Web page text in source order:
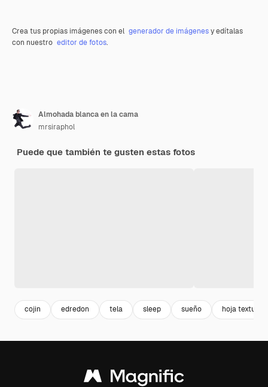
Crea tus propias imágenes con el generador de imágenesy edítalas
con nuestro editor de fotos.
Almohada blanca en la cama
mrsiraphol
Puede que también te gusten estas fotos
cojin edredon tela sleep sueño hoja textura